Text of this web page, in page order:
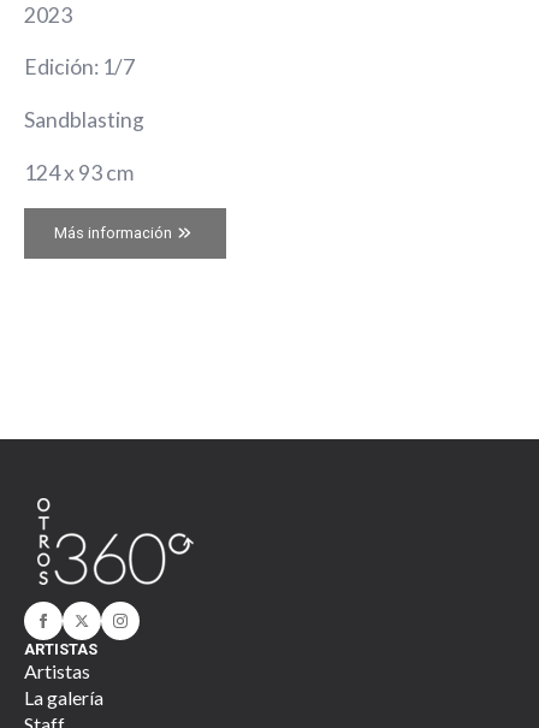
2023
Edición: 1/7
Sandblasting
124 x 93 cm
Más información
ARTISTAS
Artistas
La galería
Staff